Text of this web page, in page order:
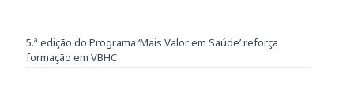
5.ª edição do Programa ‘Mais Valor em Saúde’ reforça
formação em VBHC